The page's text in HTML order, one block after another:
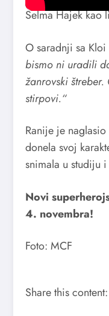
Selma Hajek kao
O saradnji sa
bismo ni uradili
žanrovski
stirpovi.“
Ranije je
donela svoj
snimala u studiju
Novi
4. novembra!
Foto: MCF
Share this content: